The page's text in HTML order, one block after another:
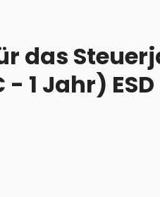
das
- 1 Jahr) ESD